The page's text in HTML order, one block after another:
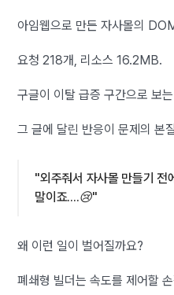
아임웹으로 만든 자사몰의
요청 218개, 리소스 16.2MB.
구글이 이탈 급증 구간으로 보
그 글에 달린 반응이 문제의 본
"외주줘서 자사몰 만들기 전
말이죠....😢"
왜 이런 일이 벌어질까요?
폐쇄형 빌더는 속도를 제어할